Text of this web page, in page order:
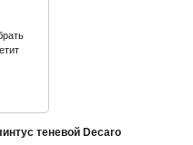
теневой Decaro